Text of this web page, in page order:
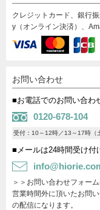
クレジットカード、銀行
y（オンライン決済）、
お問い合わせ
■お電話でのお問い合わ
0120-678-104
受付：10～12時／13～17時（
■メールは24時間受け付
＞＞お問い合わせフォー
営業時間外に頂いたお問
の配信になります。